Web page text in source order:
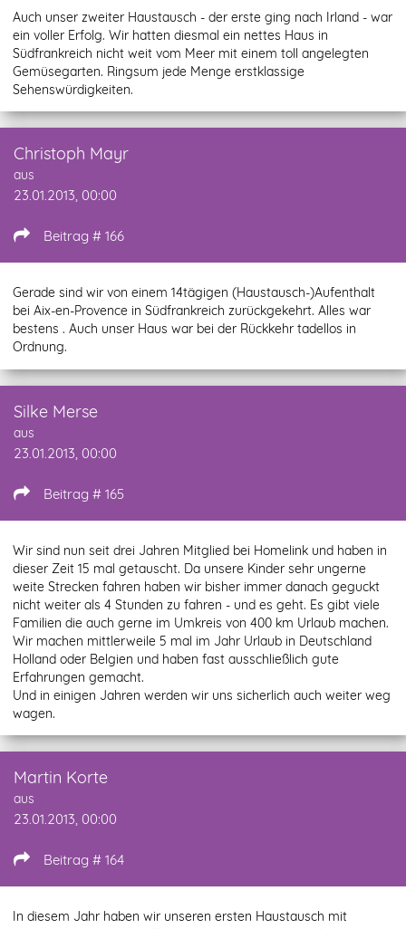
Auch unser zweiter Haustausch - der erste ging nach Irland - war
ein voller Erfolg. Wir hatten diesmal ein nettes Haus in
Südfrankreich nicht weit vom Meer mit einem toll angelegten
Gemüsegarten. Ringsum jede Menge erstklassige
Sehenswürdigkeiten.
Christoph Mayr
aus
23.01.2013, 00:00
Beitrag # 166
Gerade sind wir von einem 14tägigen (Haustausch-)Aufenthalt
bei Aix-en-Provence in Südfrankreich zurückgekehrt. Alles war
bestens . Auch unser Haus war bei der Rückkehr tadellos in
Ordnung.
Silke Merse
aus
23.01.2013, 00:00
Beitrag # 165
Wir sind nun seit drei Jahren Mitglied bei Homelink und haben in
dieser Zeit 15 mal getauscht. Da unsere Kinder sehr ungerne
weite Strecken fahren haben wir bisher immer danach geguckt
nicht weiter als 4 Stunden zu fahren - und es geht. Es gibt viele
Familien die auch gerne im Umkreis von 400 km Urlaub machen.
Wir machen mittlerweile 5 mal im Jahr Urlaub in Deutschland
Holland oder Belgien und haben fast ausschließlich gute
Erfahrungen gemacht.
Und in einigen Jahren werden wir uns sicherlich auch weiter weg
wagen.
Martin Korte
aus
23.01.2013, 00:00
Beitrag # 164
In diesem Jahr haben wir unseren ersten Haustausch mit